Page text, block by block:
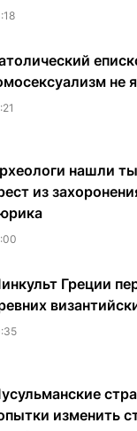
не
нашли
из
Греции
изменить